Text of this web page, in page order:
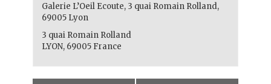
Galerie L’Oeil Ecoute, 3 quai Romain Rolland,
69005 Lyon
3 quai Romain Rolland
LYON, 69005 France